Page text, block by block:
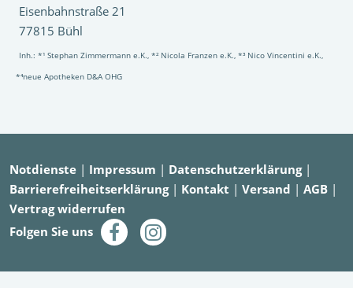
Eisenbahnstraße 21
77815 Bühl
Inh.: *¹ Stephan Zimmermann e.K., *² Nicola Franzen e.K., *³ Nico Vincentini e.K.,
*⁴neue Apotheken D&A OHG
Notdienste | Impressum | Datenschutzerklärung|
Barrierefreiheitserklärung| Kontakt | Versand | AGB |
Vertrag widerrufen
Folgen Sie uns